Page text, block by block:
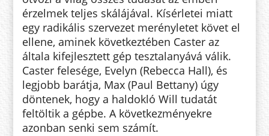
érzelmek teljes skálájával. Kísérletei miatt
egy radikális szervezet merényletet követ el
ellene, aminek következtében Caster az
általa kifejlesztett gép tesztalanyává válik.
Caster felesége, Evelyn (Rebecca Hall), és
legjobb barátja, Max (Paul Bettany) úgy
döntenek, hogy a haldokló Will tudatát
feltöltik a gépbe. A következményekre
azonban senki sem számít.